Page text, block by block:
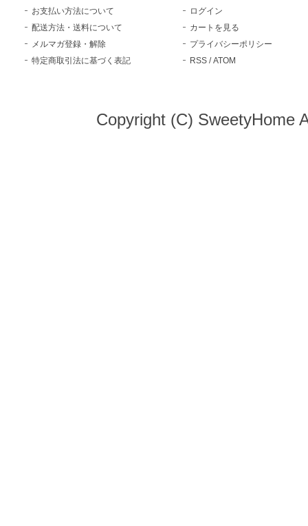
お支払い方法について
配送方法・送料について
メルマガ登録・解除
特定商取引法に基づく表記
ログイン
カートを見る
プライバシーポリシー
RSS /ATOM
Copyright (C) SweetyHome